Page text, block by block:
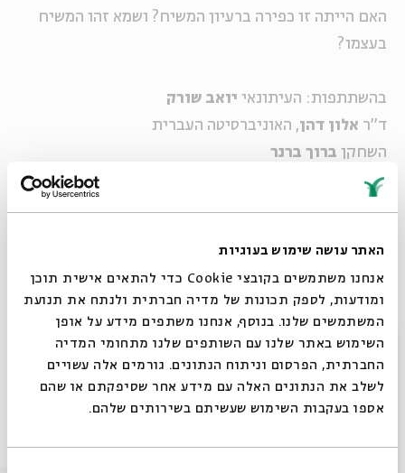
האתר עושה שימוש בעוגיות
אנחנו משתמשים בקובצי Cookie כדי להתאים אישית תוכן
ומודעות, לספק תכונות של מדיה חברתית ולנתח את תנועת
המשתמשים שלנו. בנוסף, אנחנו משתפים מידע על אופן
השימוש באתר שלנו עם השותפים שלנו מתחומי המדיה
החברתית, הפרסום וניתוח הנתונים. גורמים אלה עשויים
לשלב את הנתונים האלה עם מידע אחר שסיפקתם או שהם
אספו בעקבות השימוש שעשיתם בשירותים שלהם.
האם הייתה זו כפירה ברעיון המשיח? ושמא זהו המשיח
בעצמו?
בהשתתפות: העיתונאי יואב שורק
ד"ר אלון דהן, האוניברסיטה העברית
השחקן ברוך ברנר
מנחה:
– בין אמת לשקר, בין
משיחיות לאורך ההיסטוריה היהודית
סגור